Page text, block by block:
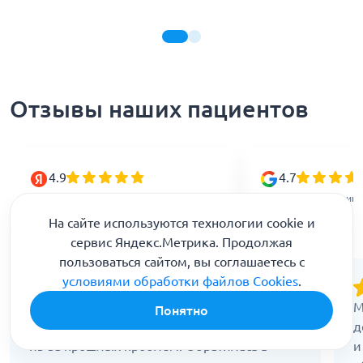
Отзывы наших пациентов
4.9 4.7
Рейтинг организации
Экспертиза понадобилась, когда бывший
муж пытался оспорить мою адекватность
На сайте используются технологии cookie и
сервис Яндекс.Метрика. Продолжая
пользоваться сайтом, вы соглашаетесь с
условиями обработки файлов Cookies.
Понятно